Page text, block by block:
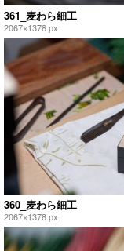
361_麦わら細工
2067×1378 px
360_麦わら細工
2067×1378 px